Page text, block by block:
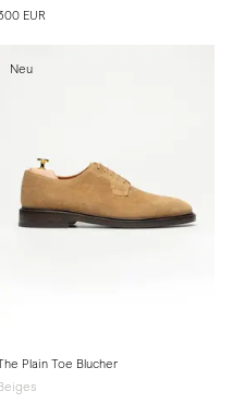
EUR
Neu
Plain Toe Blucher
Beiges